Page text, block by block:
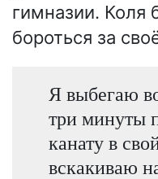
гимназии. Коля
бороться за
Я выбегаю
три минуты
канату в
вскакиваю